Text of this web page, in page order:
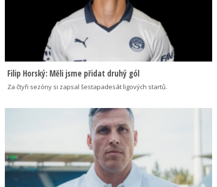
Filip Horský: Měli jsme přidat druhý gól
Za čtyři sezóny si zapsal šestapadesát ligových startů.